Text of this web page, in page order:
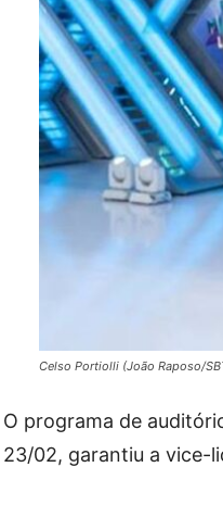
Celso Portiolli (João Raposo/
O programa de
23/02, garantiu a vice-